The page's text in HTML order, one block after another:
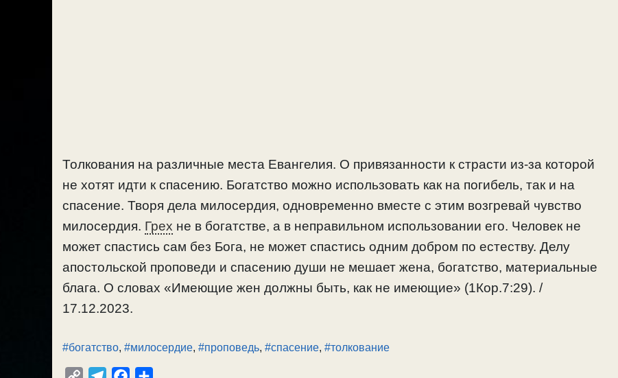
Толкования на различные места Евангелия. О привязанности к страсти из-за которой
не хотят идти к спасению. Богатство можно использовать как на погибель, так и на
спасение. Творя дела милосердия, одновременно вместе с этим возгревай чувство
милосердия. Грех не в богатстве, а в неправильном использовании его. Человек не
может спастись сам без Бога, не может спастись одним добром по естеству. Делу
апостольской проповеди и спасению души не мешает жена, богатство, материальные
блага. О словах «Имеющие жен должны быть, как не имеющие» (1Кор.7:29). /
17.12.2023.
#богатство, #милосердие, #проповедь, #спасение, #толкование